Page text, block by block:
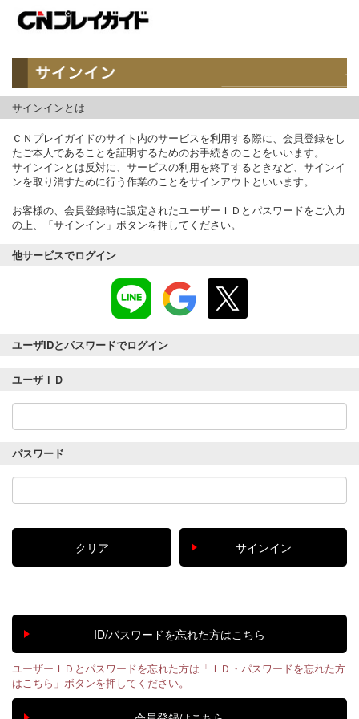
サインインとは
ＣＮプレイガイドのサイト内のサービスを利用する際に、会員登録をし
たご本人であることを証明するためのお手続きのことをいいます。
サインインとは反対に、サービスの利用を終了するときなど、サインイ
ンを取り消すために行う作業のことをサインアウトといいます。
お客様の、会員登録時に設定されたユーザーＩＤとパスワードをご入力
の上、「サインイン」ボタンを押してください。
他サービスでログイン
ユーザIDとパスワードでログイン
ユーザＩＤ
パスワード
ユーザーＩＤとパスワードを忘れた方は「ＩＤ・パスワードを忘れた方
はこちら」ボタンを押してください。